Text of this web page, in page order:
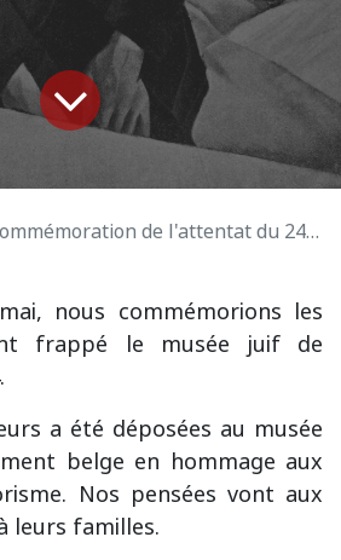
de l'attentat du 24 mai 2014 au musée juif
nous commémorions les
frappé le musée juif de
a été déposées au musée
belge en hommage aux
Nos pensées vont aux
leurs familles.